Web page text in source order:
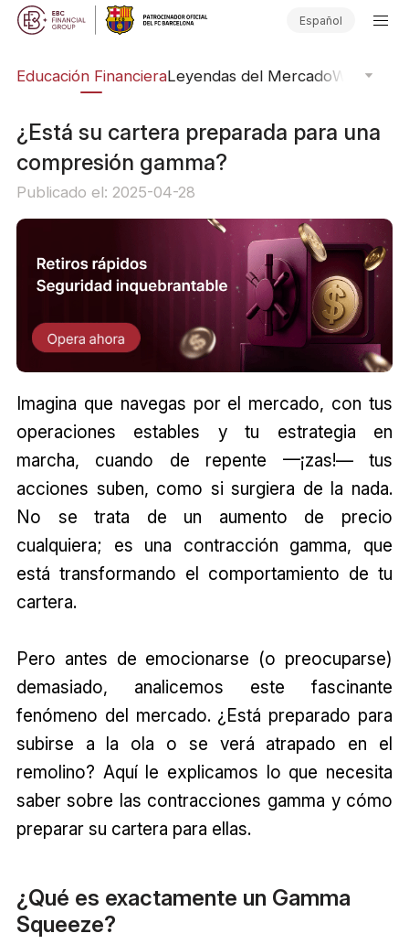
Español
Educación FinancieraLeyendas del MercadoWebinars
¿Está su cartera preparada para una
compresión gamma?
Publicado el: 2025-04-28
Imagina que navegas por el mercado, con tus
operaciones estables y tu estrategia en
marcha, cuando de repente —¡zas!— tus
acciones suben, como si surgiera de la nada.
No se trata de un aumento de precio
cualquiera; es una contracción gamma, que
está transformando el comportamiento de tu
cartera.
Pero antes de emocionarse (o preocuparse)
demasiado, analicemos este fascinante
fenómeno del mercado. ¿Está preparado para
subirse a la ola o se verá atrapado en el
remolino? Aquí le explicamos lo que necesita
saber sobre las contracciones gamma y cómo
preparar su cartera para ellas.
¿Qué es exactamente un Gamma
Squeeze?